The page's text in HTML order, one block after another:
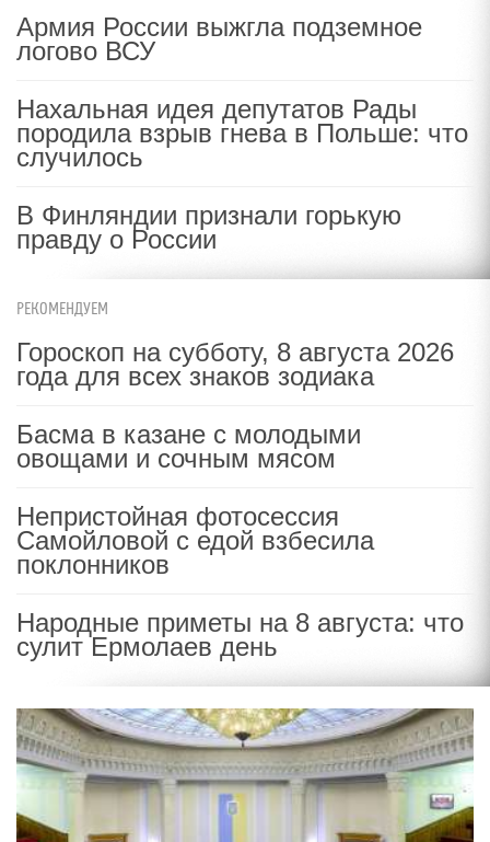
Армия России выжгла подземное
логово ВСУ
Нахальная идея депутатов Рады
породила взрыв гнева в Польше: что
случилось
В Финляндии признали горькую
правду о России
РЕКОМЕНДУЕМ
Гороскоп на субботу, 8 августа 2026
года для всех знаков зодиака
Басма в казане с молодыми
овощами и сочным мясом
Непристойная фотосессия
Самойловой с едой взбесила
поклонников
Народные приметы на 8 августа: что
сулит Ермолаев день